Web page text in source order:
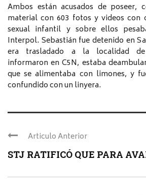
Ambos están acusados de poseer,
material con 603 fotos y videos con
sexual infantil y sobre ellos
Interpol. Sebastián fue detenido en
era trasladado a la localidad de
informaron en C5N, estaba
que se alimentaba con limones, y
confundido con un linyera.
Articulo Anterior
STJ RATIFICÓ QUE PARA